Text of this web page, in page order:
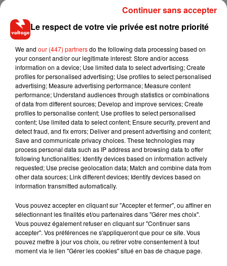
Le respect de votre vie privée est notre priorité
We and our (447) partnersdo the following data processing based on
your consent and/or our legitimate interest: Store and/or access
information on a device; Use limited data to select advertising; Create
profiles for personalised advertising; Use profiles to select personalised
advertising; Measure advertising performance; Measure content
performance; Understand audiences through statistics or combinations
of data from different sources; Develop and improve services; Create
profiles to personalise content; Use profiles to select personalised
content; Use limited data to select content; Ensure security, prevent and
detect fraud, and fix errors; Deliver and present advertising and content;
Save and communicate privacy choices. These technologies may
process personal data such as IP address and browsing data to offer
following functionalities: Identify devices based on information actively
requested; Use precise geolocation data; Match and combine data from
other data sources; Link different devices; Identify devices based on
information transmitted automatically.
Vous pouvez accepter en cliquant sur "Accepter et fermer", ou affiner en
sélectionnant les finalités et/ou partenaires dans "Gérer mes choix".
Vous pouvez également refuser en cliquant sur "Continuer sans
accepter". Vos préférences ne s'appliqueront que pour ce site. Vous
pouvez mettre à jour vos choix, ou retirer votre consentement à tout
moment via le lien "Gérer les cookies" situé en bas de chaque page.
Continuer sans accepter